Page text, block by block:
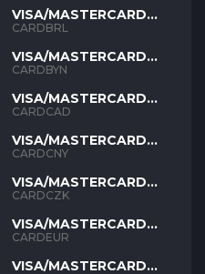
VISA/MASTERCARD
BRL
CARDBRL
VISA/MASTERCARD
BYN
CARDBYN
VISA/MASTERCARD
CAD
CARDCAD
VISA/MASTERCARD
CNY
CARDCNY
VISA/MASTERCARD
CZK
CARDCZK
VISA/MASTERCARD
EUR
CARDEUR
VISA/MASTERCARD